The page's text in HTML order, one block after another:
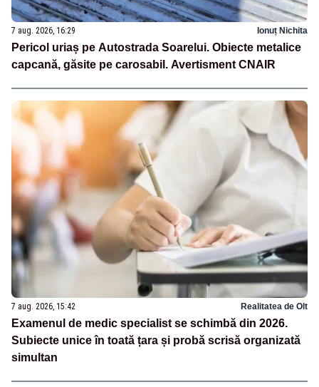
7 aug. 2026, 16:29 Ionuț Nichita
Pericol uriaș pe Autostrada Soarelui. Obiecte metalice
capcană, găsite pe carosabil. Avertisment CNAIR
7 aug. 2026, 15:42 Realitatea de Olt
Examenul de medic specialist se schimbă din 2026.
Subiecte unice în toată țara și probă scrisă organizată
simultan